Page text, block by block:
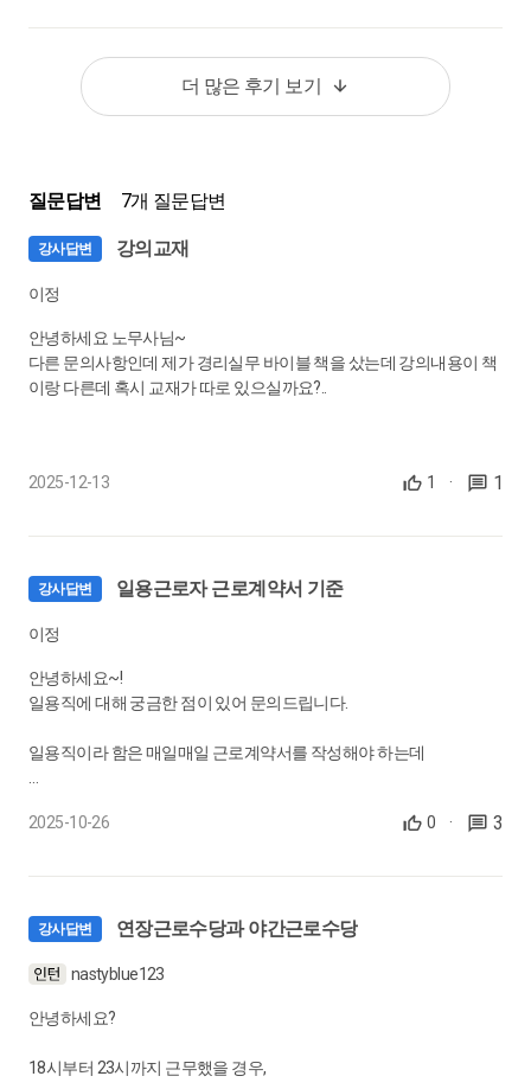
[제11장] 4대보험 실무 : 고용산재보험 부과고지 프로세스
제5-7절. 고용산재보험 부과고지, 자진신고 프로세스, 건강보험
과 국민연금 납부 및 정산 프로세스
23. [제11장] 4대보험 실무 : 4대보험과 비과세소득
제8-9절. 4대보험과 비과세소득, 건강보험료 정산
24.
[제11장] 4대보험 실무 : 근로자 지위변동과 4대보험 행정
제10-11절. 근로자 지위변동과 4대보험 행정, 실업급여
0:24:12
제12절. 기타 다양한 사례
28. 2급 모의고사 : 11-20번 문제
0:10:47
29. 1급 모의고사 : 01-10번 문제
더 많은 후기 보기
질문답변 7개 질문답변
강사답변 강의교재
이정
안녕하세요 노무사님~
다른 문의사항인데 제가 경리실무 바이블 책을 샀는데 강의내용이 책
이랑 다른데 혹시 교재가 따로 있으실까요?..
2025-12-13 1 · 1
강사답변 일용근로자 근로계약서 기준
이정
안녕하세요~!
일용직에 대해 궁금한 점이 있어 문의드립니다.
일용직이라 함은 매일매일 근로계약서를 작성해야 하는데
운가요?..
2025-10-26 0 · 3
강사답변 연장근로수당과 야간근로수당
nastyblue123
안녕하세요?
18시부터 23시까지 근무했을 경우,